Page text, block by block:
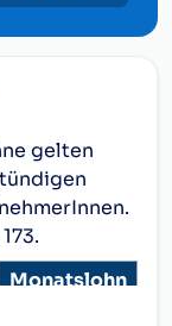
gelten
Monatslohn